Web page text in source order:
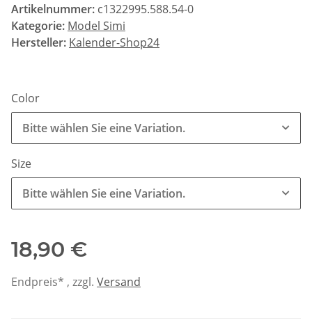
Artikelnummer: c1322995.588.54-0
Kategorie: Model Simi
Hersteller: Kalender-Shop24
Color
Bitte wählen Sie eine Variation.
Size
Bitte wählen Sie eine Variation.
18,90 €
Endpreis* , zzgl. Versand